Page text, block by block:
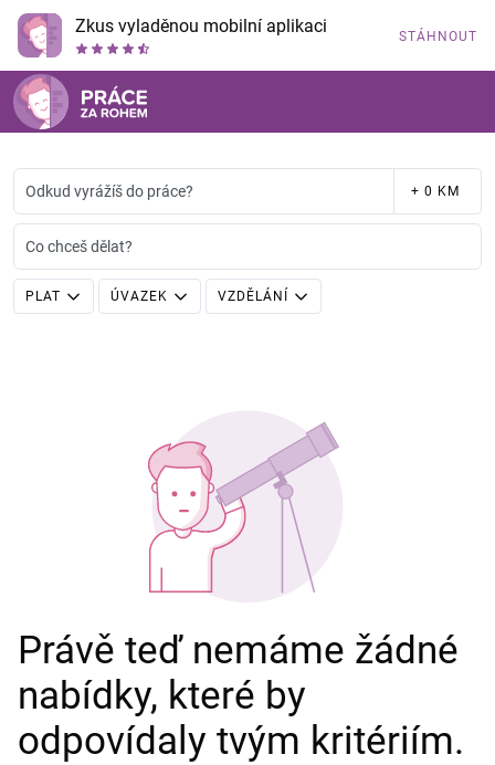
Zkus vyladěnou mobilní aplikaci STÁHNOUT
Odkud vyrážíš do práce? + 0 KM
Co chceš dělat?
PLAT ÚVAZEK VZDĚLÁNÍ
Právě teď nemáme žádné
nabídky, které by
odpovídaly tvým kritériím.